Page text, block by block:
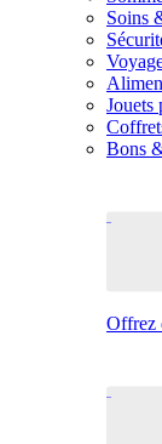
Soins
Jouets
Bons
Offrez